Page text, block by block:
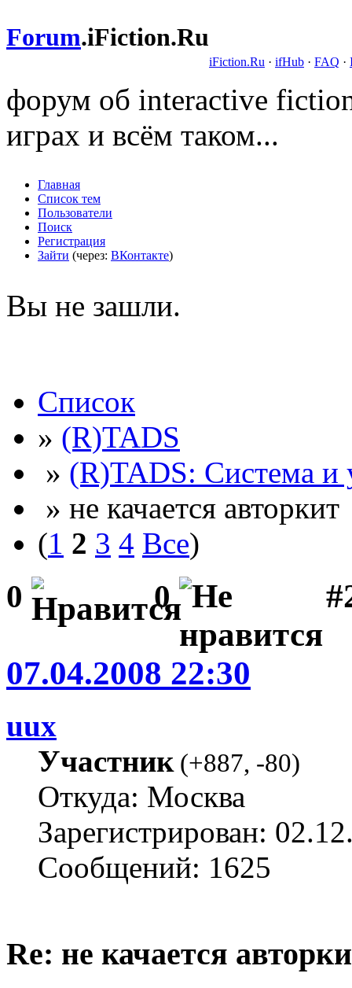
Forum.iFiction.Ru
iFiction.Ru · ifHub · FAQ ·
форум об interactive
играх и всём таком...
Главная
Список тем
Пользователи
Поиск
Регистрация
Зайти (через: ВКонтакте)
Вы не зашли.
Список
» (R)TADS
» (R)TADS: Система и
» не качается авторкит
(1 2 3 4 Все)
0 0
07.04.2008 22:30
uux
Участник(+887, -80)
Откуда: Москва
Зарегистрирован:
Сообщений: 1625
Re: не качается